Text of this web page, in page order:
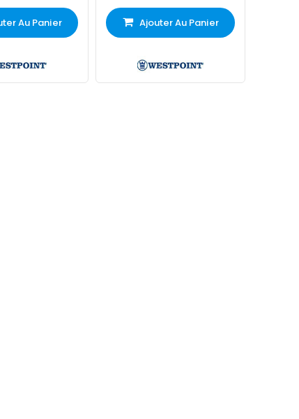
Au Panier Ajouter Au Panier